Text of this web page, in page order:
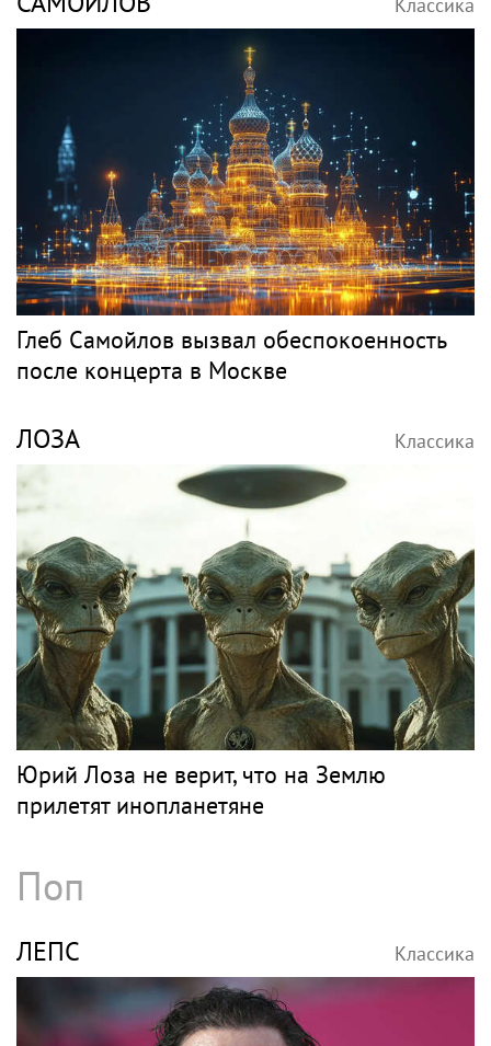
Классика
Глеб Самойлов вызвал обеспокоенность
после концерта в Москве
ЛОЗА Классика
Юрий Лоза не верит, что на Землю
прилетят инопланетяне
Поп
ЛЕПС Классика